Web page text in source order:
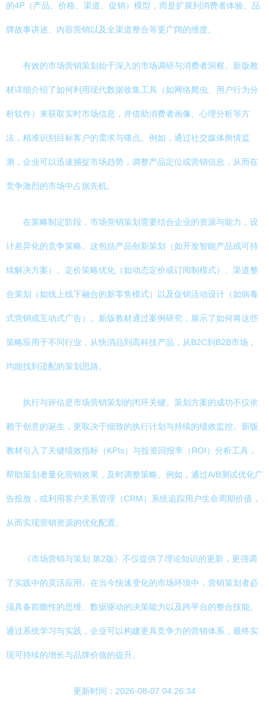
的4P（产品、价格、渠道、促销）模型，而是扩展到消费者体验、品
牌故事讲述、内容营销以及全渠道整合等更广阔的维度。
有效的市场营销策划始于深入的市场调研与消费者洞察。新版教
材详细介绍了如何利用现代数据收集工具（如网络爬虫、用户行为分
析软件）来获取实时市场信息，并借助消费者画像、心理分析等方
法，精准识别目标客户的需求与痛点。例如，通过社交媒体舆情监
测，企业可以迅速捕捉市场趋势，调整产品定位或营销信息，从而在
竞争激烈的市场中占据先机。
在策略制定阶段，市场营销策划需要结合企业的资源与能力，设
计差异化的竞争策略。这包括产品创新策划（如开发智能产品或可持
续解决方案）、定价策略优化（如动态定价或订阅制模式）、渠道整
合策划（如线上线下融合的新零售模式）以及促销活动设计（如病毒
式营销或互动式广告）。新版教材通过案例研究，展示了如何将这些
策略应用于不同行业，从快消品到高科技产品，从B2C到B2B市场，
均能找到适配的策划思路。
执行与评估是市场营销策划的闭环关键。策划方案的成功不仅依
赖于创意的诞生，更取决于细致的执行计划与持续的绩效监控。新版
教材引入了关键绩效指标（KPIs）与投资回报率（ROI）分析工具，
帮助策划者量化营销效果，及时调整策略。例如，通过A/B测试优化广
告投放，或利用客户关系管理（CRM）系统追踪用户生命周期价值，
从而实现营销资源的优化配置。
《市场营销与策划 第2版》不仅提供了理论知识的更新，更强调
了实践中的灵活应用。在当今快速变化的市场环境中，营销策划者必
须具备前瞻性的思维、数据驱动的决策能力以及跨平台的整合技能。
通过系统学习与实践，企业可以构建更具竞争力的营销体系，最终实
现可持续的增长与品牌价值的提升。
更新时间：2026-08-07 04:26:34